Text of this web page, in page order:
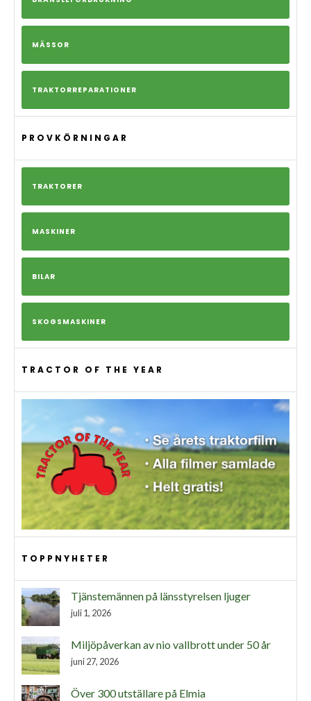
MÄSSOR
TRAKTORREPARATIONER
PROVKÖRNINGAR
TRAKTORER
MASKINER
BILAR
SKOGSMASKINER
TRACTOR OF THE YEAR
TOPPNYHETER
Tjänstemännen på länsstyrelsen ljuger
juli 1, 2026
Miljöpåverkan av nio vallbrott under 50 år
juni 27, 2026
Över 300 utställare på Elmia